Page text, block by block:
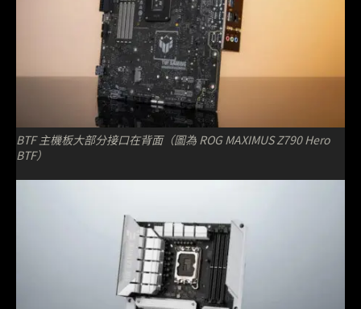
BTF 主機板大部分接口在背面（圖為 ROG MAXIMUS Z790 Hero
BTF）